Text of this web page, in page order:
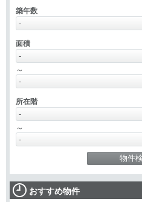
築年数
面積
～
所在階
～
おすすめ物件